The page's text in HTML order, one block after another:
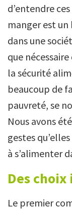
d’entendre
manger est
dans une
que
la sécurité
beaucoup de
pauvreté, se
Nous avons
gestes
à s’alimenter
Des
Le premier